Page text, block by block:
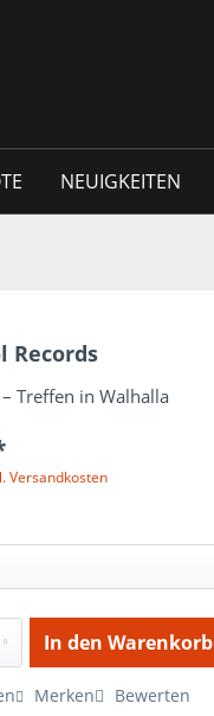
NEUIGKEITEN
Records
Treffen in Walhalla
Versandkosten
In den Warenkorb
Merken Bewerten